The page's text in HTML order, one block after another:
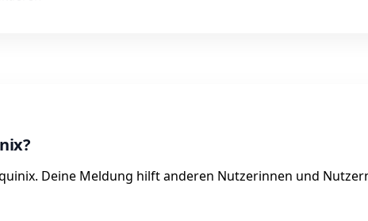
Deine Meldung hilft anderen Nutzerinnen und